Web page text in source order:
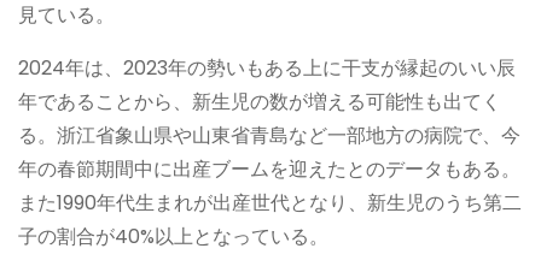
見ている。
2024年は、2023年の勢いもある上に干支が縁起のいい辰
年であることから、新生児の数が増える可能性も出てく
る。浙江省象山県や山東省青島など一部地方の病院で、今
年の春節期間中に出産ブームを迎えたとのデータもある。
また1990年代生まれが出産世代となり、新生児のうち第二
子の割合が40%以上となっている。